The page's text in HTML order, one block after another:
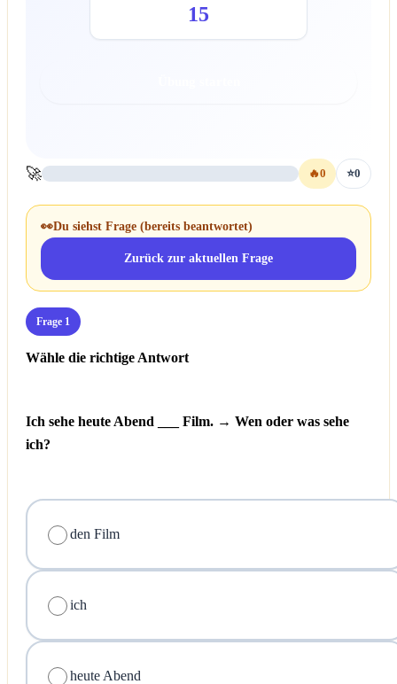
15
🚀 🔥0 ⭐0
👀Du siehst Frage (bereits beantwortet)
Zurück zur aktuellen Frage
Frage 1
Wähle die richtige Antwort
Ich sehe heute Abend ___ Film. → Wen oder was sehe
ich?
den Film
ich
heute Abend